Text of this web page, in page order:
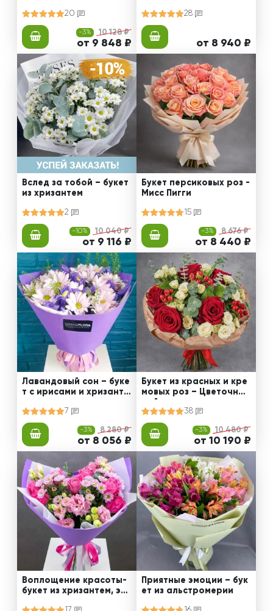
20
-3% 10 128 ₽
от 9 848 ₽
28
от 8 940 ₽
Вслед за тобой – букет
из хризантем
2
-10% 10 040 ₽
от 9 116 ₽
Букет персиковых роз -
Мисс Пигги
15
-3% 8 676 ₽
от 8 440 ₽
Лавандовый сон – буке
т с ирисами и хризанте
7
-3% 8 280 ₽
от 8 056 ₽
Букет из красных и кре
мовых роз – Цветочный
38
-3% 10 480 ₽
от 10 190 ₽
Воплощение красоты-
букет из хризантем, эус
Приятные эмоции – бук
ет из альстромерии